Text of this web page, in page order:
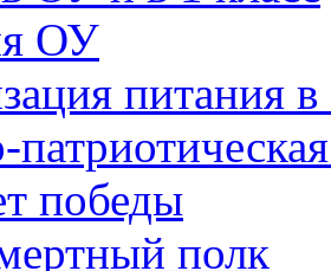
победы
полк
город